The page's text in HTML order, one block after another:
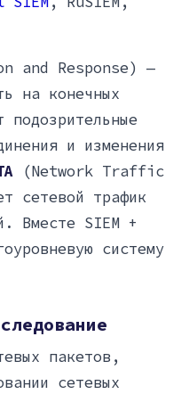
and Response) —
на конечных
подозрительные
и изменения
(Network Traffic
сетевой трафик
Вместе SIEM +
систему
пакетов,
сетевых